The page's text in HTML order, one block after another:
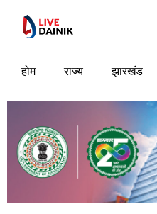
होम राज्य झारखंड